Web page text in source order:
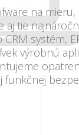
na
tie
systém,
výrobnú
funkčnej